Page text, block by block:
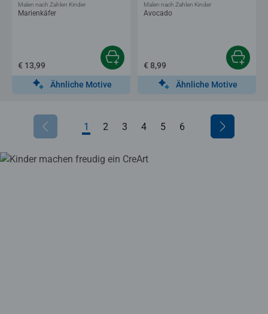
Marienkäfer
Malen nach Zahlen Kinder
€ 13,99
Ähnliche Motive
Avocado
Malen nach Zahlen Kinder
€ 8,99
Ähnliche Motive
1 2 3 4 5 6